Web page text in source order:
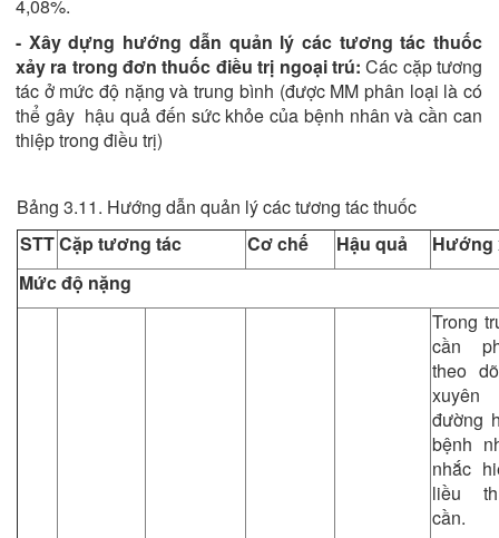
4,08%.
- Xây dựng hướng dẫn quản lý các tương tác thuốc
xảy ra trong đơn thuốc điều trị ngoại trú:Các cặp tương
tác ở mức độ nặng và trung bình (được MM phân loại là có
thể gây hậu quả đến sức khỏe của bệnh nhân và cần can
thiệp trong điều trị)
Bảng 3.11. Hướng dẫn quản lý các tương tác thuốc
STTCặp tương tác Cơ chế Hậu quả
Hướng
Mức độ nặng
Trong
cần
theo
đường
bệnh
nhắc
liều
cần.